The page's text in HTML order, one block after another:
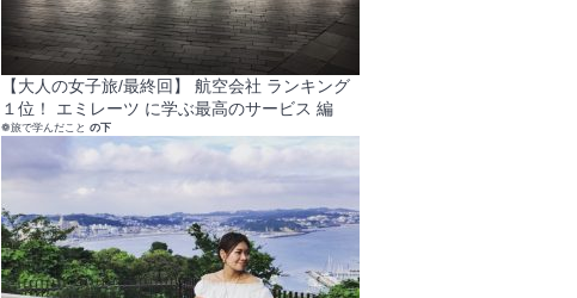
【大人の女子旅/最終回】 航空会社 ランキング
１位！ エミレーツ に学ぶ最高のサービス 編
❁旅で学んだこと の下